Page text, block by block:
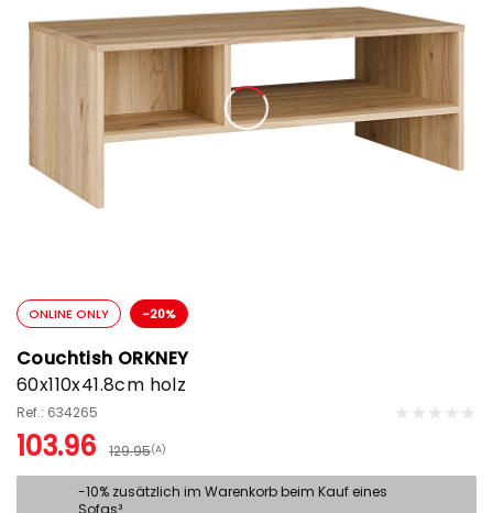
ONLINE ONLY -20%
Couchtish ORKNEY
60x110x41.8cm holz
Ref.: 634265
103.96 129.95(A)
-10% zusätzlich im Warenkorb beim Kauf eines